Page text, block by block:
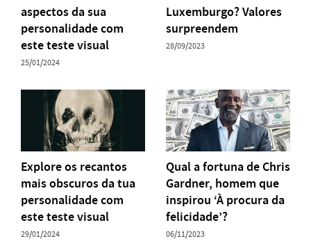
aspectos da sua
personalidade com
este teste visual
25/01/2024
Luxemburgo? Valores
surpreendem
28/09/2023
Explore os recantos
mais obscuros da tua
personalidade com
este teste visual
29/01/2024
Qual a fortuna de Chris
Gardner, homem que
inspirou ‘À procura da
felicidade’?
06/11/2023